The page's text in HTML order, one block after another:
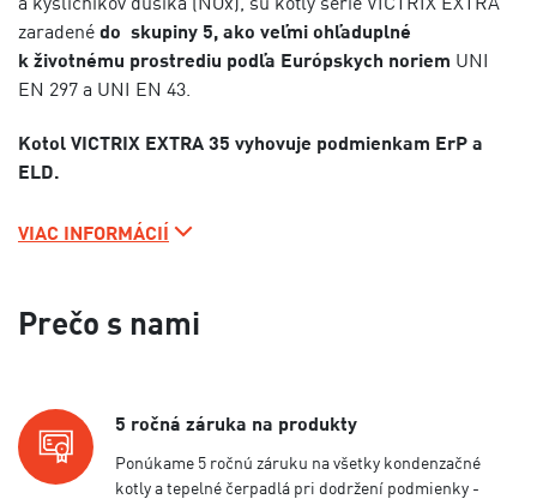
zaradené do skupiny 5, ako veľmi ohľaduplné
k životnému prostrediu podľa Európskych noriem UNI
EN 297 a UNI EN 43.
Kotol VICTRIX EXTRA 35 vyhovuje podmienkam ErP a
ELD.
VIAC INFORMÁCIÍ
Prečo s nami
5 ročná záruka na produkty
Ponúkame 5 ročnú záruku na všetky kondenzačné
kotly a tepelné čerpadlá pri dodržení podmienky -